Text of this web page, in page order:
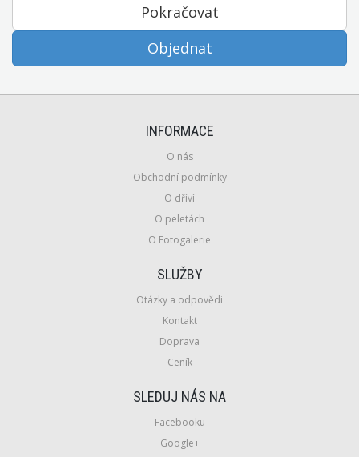
Pokračovat
Objednat
INFORMACE
O nás
Obchodní podmínky
O dříví
O peletách
O Fotogalerie
SLUŽBY
Otázky a odpovědi
Kontakt
Doprava
Ceník
SLEDUJ NÁS NA
Facebooku
Google+